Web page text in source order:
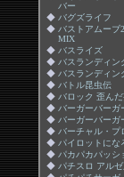
バー
◆ バグズライフ
◆ バストアムーブ
MIX
◆ バスライズ
◆ バスランディン
◆ バスランディン
◆ バトル昆虫伝
◆ バロック 歪ん
◆ バーガーバーガ
◆ バーガーバーガ
◆ バーチャル・プ
◆ パイロットにな
◆ パカパカパッシ
◆ パチスロ アル